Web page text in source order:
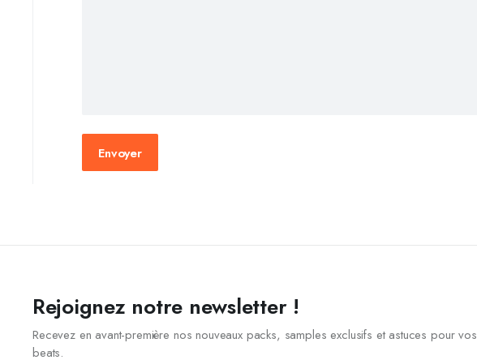
Rejoignez notre newsletter !
Recevez en avant-première nos nouveaux packs, samples exclusifs et astuces pour vos
beats.